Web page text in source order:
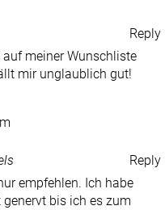
Reply
meiner Wunschliste
mir unglaublich gut!
Reply
empfehlen. Ich habe
bis ich es zum